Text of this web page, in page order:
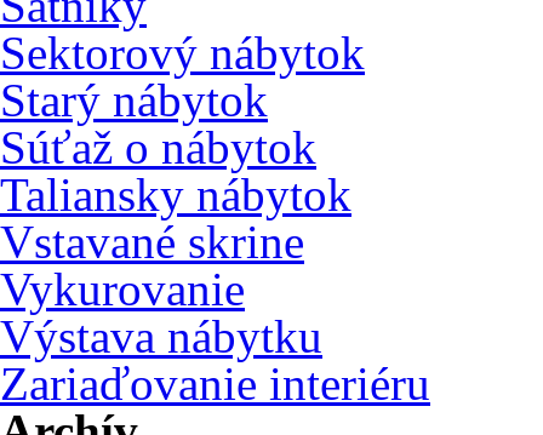
Sektorový nábytok
Starý nábytok
Súťaž o nábytok
Taliansky nábytok
Vstavané skrine
Vykurovanie
Výstava nábytku
Zariaďovanie interiéru